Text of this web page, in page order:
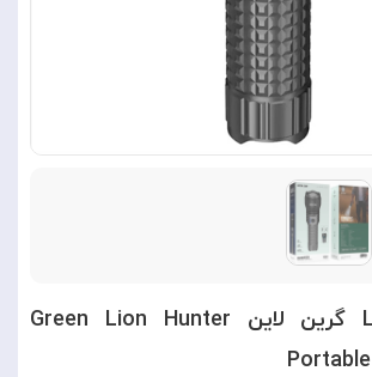
چراغ قوه LED گرین لاین Green Lion Hunter
Portable